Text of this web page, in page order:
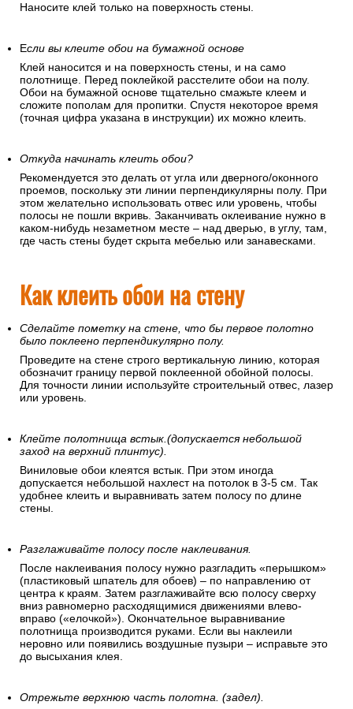
Наносите клей только на поверхность стены.
Если вы клеите обои на бумажной основе
Клей наносится и на поверхность стены, и на само
полотнище. Перед поклейкой расстелите обои на полу.
Обои на бумажной основе тщательно смажьте клеем и
сложите пополам для пропитки. Спустя некоторое время
(точная цифра указана в инструкции) их можно клеить.
Откуда начинать клеить обои?
Рекомендуется это делать от угла или дверного/оконного
проемов, поскольку эти линии перпендикулярны полу. При
этом желательно использовать отвес или уровень, чтобы
полосы не пошли вкривь. Заканчивать оклеивание нужно в
каком-нибудь незаметном месте – над дверью, в углу, там,
где часть стены будет скрыта мебелью или занавесками.
Как клеить обои на стену
Сделайте пометку на стене, что бы первое полотно
было поклеено перпендикулярно полу.
Проведите на стене строго вертикальную линию, которая
обозначит границу первой поклеенной обойной полосы.
Для точности линии используйте строительный отвес, лазер
или уровень.
Клейте полотнища встык.(допускается небольшой
заход на верхний плинтус).
Виниловые обои клеятся встык. При этом иногда
допускается небольшой нахлест на потолок в 3-5 см. Так
удобнее клеить и выравнивать затем полосу по длине
стены.
Разглаживайте полосу после наклеивания.
После наклеивания полосу нужно разгладить «перышком»
(пластиковый шпатель для обоев) – по направлению от
центра к краям. Затем разглаживайте всю полосу сверху
вниз равномерно расходящимися движениями влево-
вправо («елочкой»). Окончательное выравнивание
полотнища производится руками. Если вы наклеили
неровно или появились воздушные пузыри – исправьте это
до высыхания клея.
Отрежьте верхнюю часть полотна. (задел).